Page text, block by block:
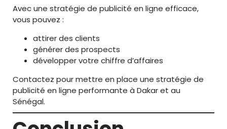
Avec une stratégie de publicité en ligne efficace,
vous pouvez :
attirer des clients
générer des prospects
développer votre chiffre d’affaires
Contactez pour mettre en place une stratégie de
publicité en ligne performante à Dakar et au
Sénégal.